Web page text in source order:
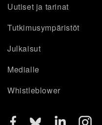
Uutiset ja tarinat
Tutkimusympäristöt
Julkaisut
Medialle
Whistleblower